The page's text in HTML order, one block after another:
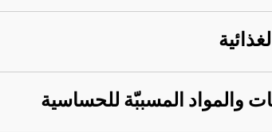
والمواد المسببّة للحساسية